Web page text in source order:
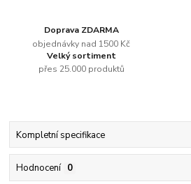
Doprava ZDARMA
objednávky nad 1500 Kč
Velký sortiment
přes 25.000 produktů
Kompletní specifikace
Hodnocení 0